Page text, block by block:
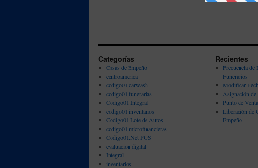
Categorías
Casas de Empeño
centroamerica
codigo01 carwash
codigo01 funerarias
Codigo01 Integral
codigo01 inventarios
Codigo01 Lote de Autos
codigo01 microfinancieras
Codigo01.Net POS
evaluacion digital
Integral
inventarios
Recientes
Frecuencia de
Funerarios
Modificar
Asignación de
Punto de
Liberación de
Empeño